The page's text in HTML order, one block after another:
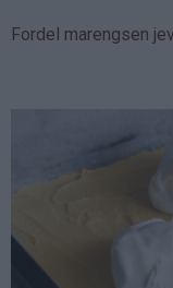
Fordel marengsen